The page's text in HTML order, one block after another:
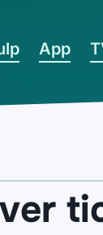
App